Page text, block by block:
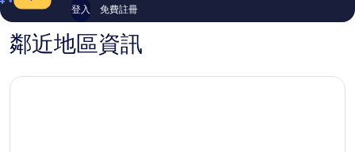
登入 免費註冊
鄰近地區資訊